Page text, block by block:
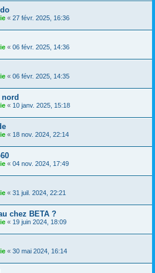
« 27 févr. 2025, 16:36
« 06 févr. 2025, 14:36
« 06 févr. 2025, 14:35
« 10 janv. 2025, 15:18
« 18 nov. 2024, 22:14
« 04 nov. 2024, 17:49
« 31 juil. 2024, 22:21
chez BETA ?
« 19 juin 2024, 18:09
« 30 mai 2024, 16:14